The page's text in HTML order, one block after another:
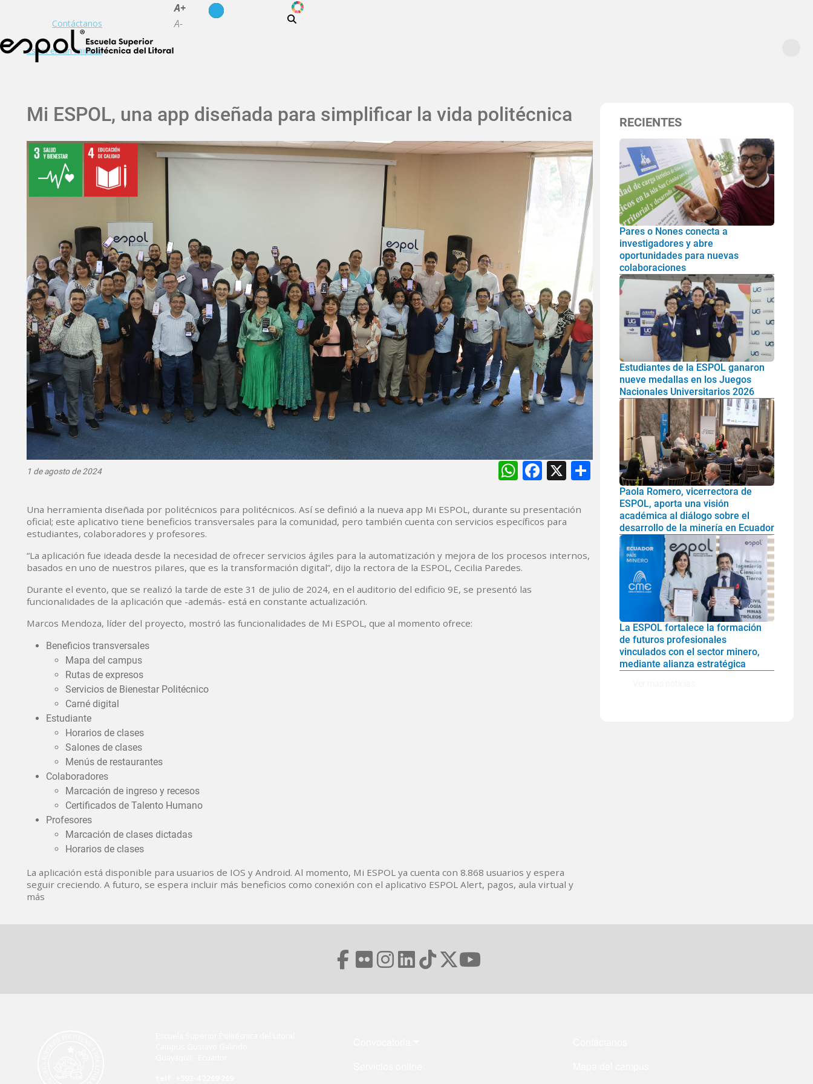
Contáctanos
Espol en un minuto
A+
A-
ODS
Mi ESPOL, una app diseñada para simplificar la vida politécnica
1 de agosto de 2024 WhatsApp
Facebook
X Share
Una herramienta diseñada por politécnicos para politécnicos. Así se definió a la nueva app Mi ESPOL, durante su presentación
oficial; este aplicativo tiene beneficios transversales para la comunidad, pero también cuenta con servicios específicos para
estudiantes, colaboradores y profesores.
“La aplicación fue ideada desde la necesidad de ofrecer servicios ágiles para la automatización y mejora de los procesos internos,
basados en uno de nuestros pilares, que es la transformación digital”, dijo la rectora de la ESPOL, Cecilia Paredes.
Durante el evento, que se realizó la tarde de este 31 de julio de 2024, en el auditorio del edificio 9E, se presentó las
funcionalidades de la aplicación que -además- está en constante actualización.
Marcos Mendoza, líder del proyecto, mostró las funcionalidades de Mi ESPOL, que al momento ofrece:
Beneficios transversales
Mapa del campus
Rutas de expresos
Servicios de Bienestar Politécnico
Carné digital
Estudiante
Horarios de clases
Salones de clases
Menús de restaurantes
Colaboradores
Marcación de ingreso y recesos
Certificados de Talento Humano
Profesores
Marcación de clases dictadas
Horarios de clases
La aplicación está disponible para usuarios de IOS y Android. Al momento, Mi ESPOL ya cuenta con 8.868 usuarios y espera
seguir creciendo. A futuro, se espera incluir más beneficios como conexión con el aplicativo ESPOL Alert, pagos, aula virtual y
más
RECIENTES
Pares o Nones conecta a
investigadores y abre
oportunidades para nuevas
colaboraciones
Estudiantes de la ESPOL ganaron
nueve medallas en los Juegos
Nacionales Universitarios 2026
Paola Romero, vicerrectora de
ESPOL, aporta una visión
académica al diálogo sobre el
desarrollo de la minería en Ecuador
La ESPOL fortalece la formación
de futuros profesionales
vinculados con el sector minero,
mediante alianza estratégica